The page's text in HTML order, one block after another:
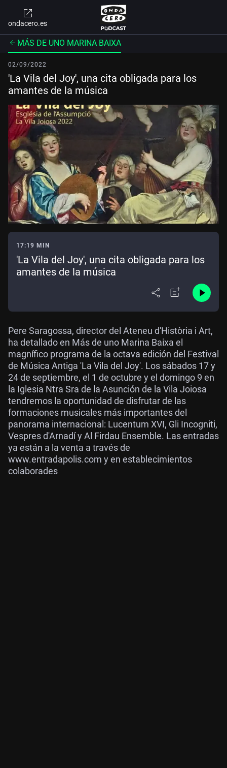
ondacero.es
MÁS DE UNO MARINA BAIXA
02/09/2022
'La Vila del Joy', una cita obligada para los
amantes de la música
17:19 MIN
'La Vila del Joy', una cita obligada para los
amantes de la música
Pere Saragossa, director del Ateneu d'Història i Art,
ha detallado en Más de uno Marina Baixa el
magnífico programa de la octava edición del Festival
de Música Antiga 'La Vila del Joy'. Los sábados 17 y
24 de septiembre, el 1 de octubre y el domingo 9 en
la Iglesia Ntra Sra de la Asunción de la Vila Joiosa
tendremos la oportunidad de disfrutar de las
formaciones musicales más importantes del
panorama internacional: Lucentum XVI, Gli Incogniti,
Vespres d'Arnadí y Al Firdau Ensemble. Las entradas
ya están a la venta a través de
www.entradapolis.com y en establecimientos
colaborades